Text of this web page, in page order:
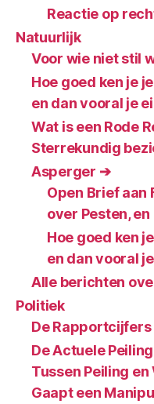
Reactie op
Natuurlijk
Voor wie niet stil
Hoe goed ken je
en dan vooral je
Wat is een Rode
Sterrekundig
Asperger ➔
Open Brief aan
over Pesten, en
Hoe goed ken
en dan vooral
Alle berichten
Politiek
De
De Actuele
Tussen Peiling
Gaapt een